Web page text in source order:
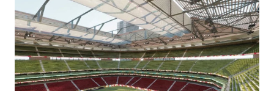
além de partir para pesquisa e vivência das danças
folclóricas do Rajastão (Kalbelia, Banjara, Ghoomar, Chair).
Bailarina profissional e professora de dança. Dedica-se há
15 anos ao estudo e pesquisa de danças étnicas, em especial
às danças ciganas, árabes e indianas. Iniciou seus estudos de